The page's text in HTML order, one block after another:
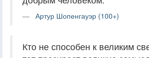
Артур Шопенгауэр (100+)
Кто не способен к великим